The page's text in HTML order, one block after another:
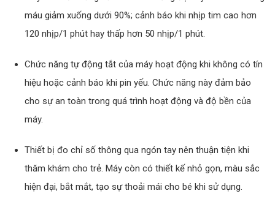
máu giảm xuống dưới 90%; cảnh báo khi nhịp tim cao hơn
120 nhịp/1 phút hay thấp hơn 50 nhịp/1 phút.
Chức năng tự động tắt của máy hoạt động khi không có tín
hiệu hoặc cảnh báo khi pin yếu. Chức năng này đảm bảo
cho sự an toàn trong quá trình hoạt động và độ bền của
máy.
Thiết bị đo chỉ số thông qua ngón tay nên thuận tiện khi
thăm khám cho trẻ. Máy còn có thiết kế nhỏ gọn, màu sắc
hiện đại, bắt mắt, tạo sự thoải mái cho bé khi sử dụng.